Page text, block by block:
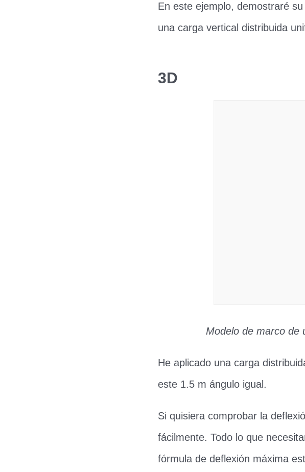
En este ejemplo, demostraré
una carga vertical distribuida
3D
Modelo de marco de
He aplicado una carga
este 1.5 m ángulo igual.
Si quisiera comprobar la
fácilmente. Todo lo que
fórmula de deflexión máxima